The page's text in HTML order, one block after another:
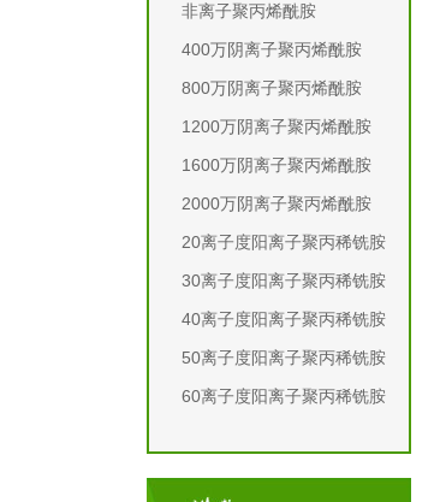
非离子聚丙烯酰胺
400万阴离子聚丙烯酰胺
800万阴离子聚丙烯酰胺
1200万阴离子聚丙烯酰胺
1600万阴离子聚丙烯酰胺
2000万阴离子聚丙烯酰胺
20离子度阳离子聚丙稀铣胺
30离子度阳离子聚丙稀铣胺
40离子度阳离子聚丙稀铣胺
50离子度阳离子聚丙稀铣胺
60离子度阳离子聚丙稀铣胺